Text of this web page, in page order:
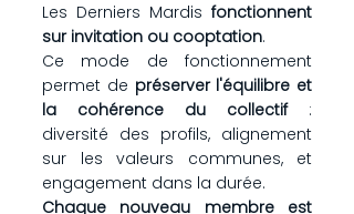
Les Derniers Mardis fonctionnent
sur invitation ou cooptation.
Ce mode de fonctionnement
permet de préserver l'équilibre et
la cohérence du collectif :
diversité des profils, alignement
sur les valeurs communes, et
engagement dans la durée.
Chaque nouveau membre est